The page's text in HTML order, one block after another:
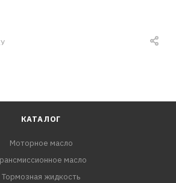
КАТАЛОГ
Моторное масло
масло
Тормозная жидкость